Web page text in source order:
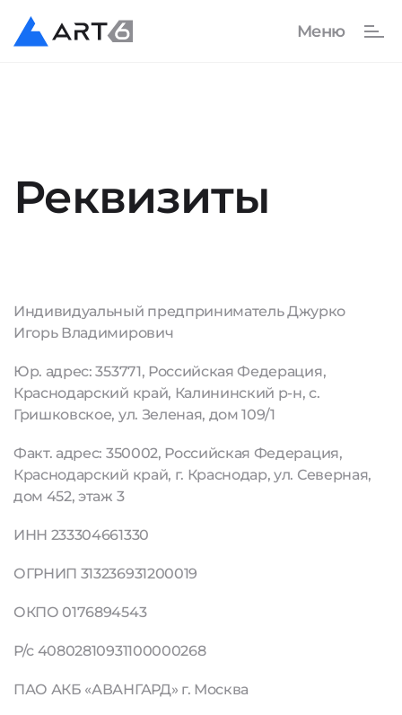
Реквизиты
Индивидуальный предприниматель Джурко
Игорь Владимирович
Юр. адрес: 353771, Российская Федерация,
Краснодарский край, Калининский р-н, с.
Гришковское, ул. Зеленая, дом 109/1
Факт. адрес: 350002, Российская Федерация,
Краснодарский край, г. Краснодар, ул. Северная,
дом 452, этаж 3
ИНН 233304661330
ОГРНИП 313236931200019
ОКПО 0176894543
Р/с 40802810931100000268
ПАО АКБ «АВАНГАРД» г. Москва